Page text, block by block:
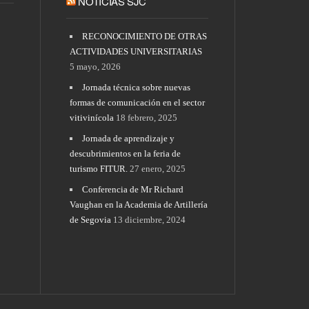
Normas APA y citación.
RECONOCIMIENTO DE OTRAS
ACTIVIDADES UNIVERSITARIAS
5 mayo, 2026
Jornada técnica sobre nuevas
formas de comunicación en el sector
vitivinícola 18 febrero, 2025
Jornada de aprendizaje y
descubrimientos en la feria de
turismo FITUR. 27 enero, 2025
Conferencia de Mr Richard
Vaughan en la Academia de Artillería
de Segovia 13 diciembre, 2024